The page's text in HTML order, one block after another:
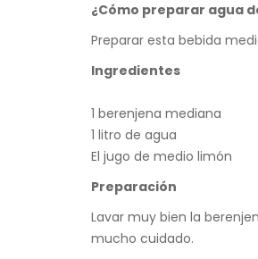
¿Cómo preparar agua
Preparar esta bebida
Ingredientes
1 berenjena mediana
1 litro de agua
El jugo de medio limón
Preparación
Lavar muy bien la
mucho cuidado.